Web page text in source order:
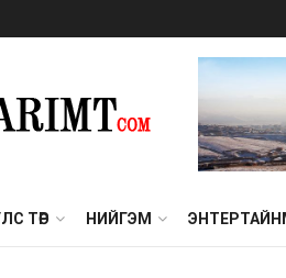
ТӨР НИЙГЭМ